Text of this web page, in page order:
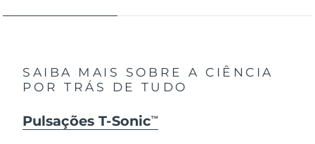
SAIBA MAIS SOBRE A CIÊNCIA
POR TRÁS DE TUDO
Pulsações T-SonicTM